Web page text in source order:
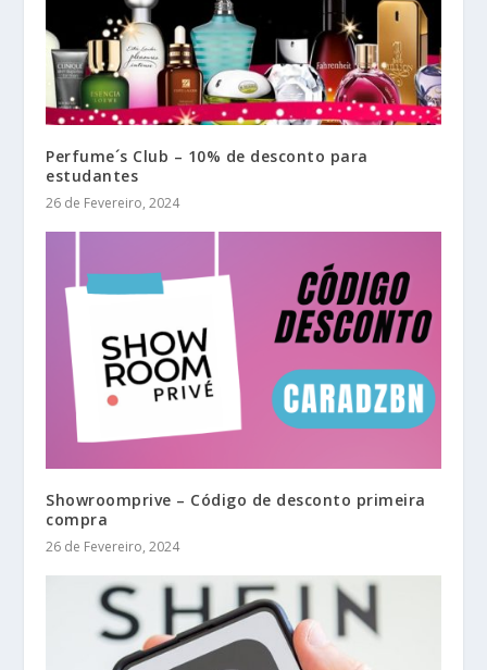
Perfume´s Club – 10% de desconto para
estudantes
26 de Fevereiro, 2024
Showroomprive – Código de desconto primeira
compra
26 de Fevereiro, 2024